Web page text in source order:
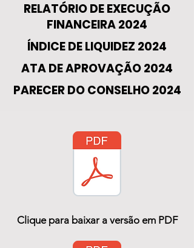
RELATÓRIO DE EXECUÇÃO
FINANCEIRA 2024
ÍNDICE DE LIQUIDEZ 2024
ATA DE APROVAÇÃO 2024
PARECER DO CONSELHO 2024
Clique para baixar a versão em PDF